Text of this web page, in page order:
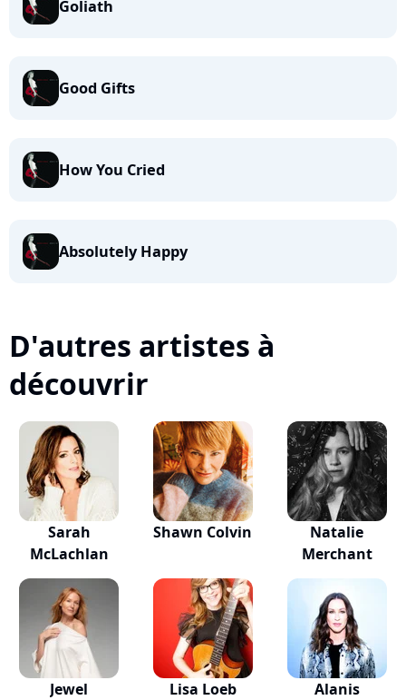
Goliath
Good Gifts
How You Cried
Absolutely Happy
D'autres artistes à
découvrir
Sarah
McLachlan
Shawn Colvin
Natalie
Merchant
Jewel Lisa Loeb
Alanis